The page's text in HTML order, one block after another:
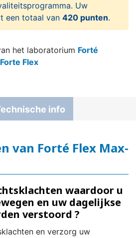
Uw
een totaal van 420 punten.
het laboratorium Forté
Forte Flex
info
van Forté Flex Max-
waardoor u
en uw dagelijkse
verstoord ?
en verzorg uw